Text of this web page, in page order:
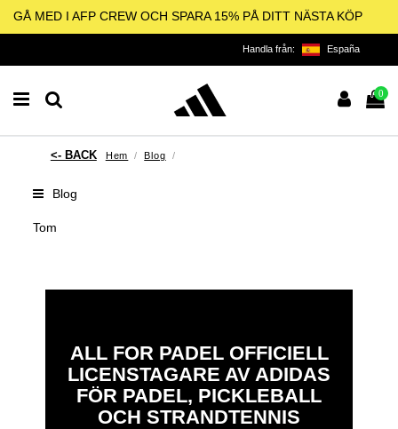
GÅ MED I AFP CREW OCH SPARA 15% PÅ DITT NÄSTA KÖP
Handla från: España
0
Hem Blog
Blog
Tom
ALL FOR PADEL OFFICIELL
LICENSTAGARE AV ADIDAS
FÖR PADEL, PICKLEBALL
OCH STRANDTENNIS